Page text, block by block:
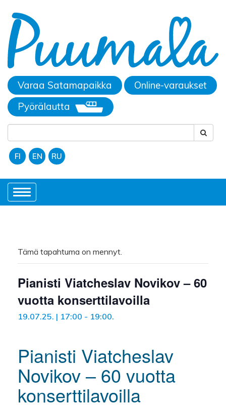
Varaa Satamapaikka
Online-varaukset
Pyörälautta
FI EN RU
Toggle
navigation
Tämä tapahtuma on mennyt.
Pianisti Viatcheslav Novikov – 60
vuotta konserttilavoilla
19.07.25. | 17:00 - 19:00.
Pianisti Viatcheslav
Novikov – 60 vuotta
konserttilavoilla